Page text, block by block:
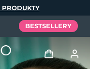
BESTSELLERY